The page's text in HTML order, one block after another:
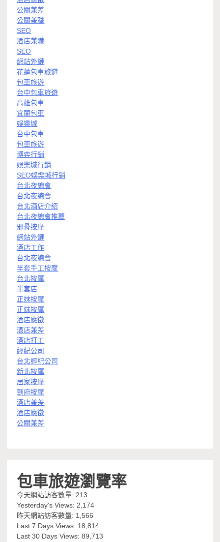
公關兼差
公關兼職
SEO
酒店兼職
SEO
網站外鏈
花蓮包車旅遊
包車旅遊
台中包車旅遊
高雄包車
宜蘭包車
娛樂城
台中包車
包車旅遊
博弈行銷
娛樂城行銷
SEO娛樂城行銷
台北夜總會
台北夜總會
台北酒店介紹
台北夜總會推薦
邪骨按摩
網站外鏈
酒店工作
台北夜總會
半套手工按摩
台北按摩
半套店
正妹按摩
正妹按摩
酒店應徵
酒店兼差
酒店打工
經紀公司
台北經紀公司
新北按摩
居家按摩
到府按摩
酒店兼差
酒店應徵
公關兼差
包車旅遊瀏覽率
今天網站訪客數量:213
Yesterday's Views:2,174
昨天網站訪客數量: 1,566
Last 7 Days Views: 18,814
Last 30 Days Views:89,713